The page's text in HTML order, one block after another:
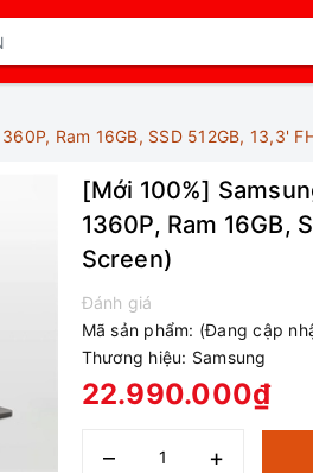
Ram 16GB, SSD 512GB, 13,3'
[Mới 100%]
1360P, Ram 16GB,
Screen)
Đánh giá
Mã sản phẩm: (Đang cập
Thương hiệu: Samsung
22.990.000₫
– +